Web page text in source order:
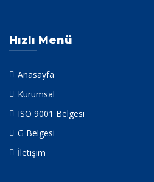
Hızlı Menü
Anasayfa
Kurumsal
ISO 9001 Belgesi
G Belgesi
İletişim